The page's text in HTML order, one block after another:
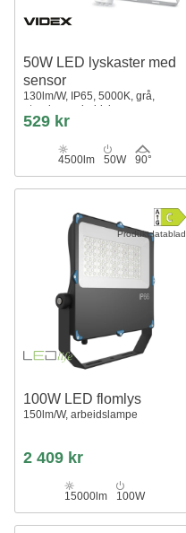
50W LED lyskaster med
sensor
130lm/W, IP65, 5000K, grå,
utendørs, arbeidslampe
529 kr
4500lm 50W 90°
Produktdatablad
100W LED flomlys
150lm/W, arbeidslampe
2 409 kr
15000lm 100W